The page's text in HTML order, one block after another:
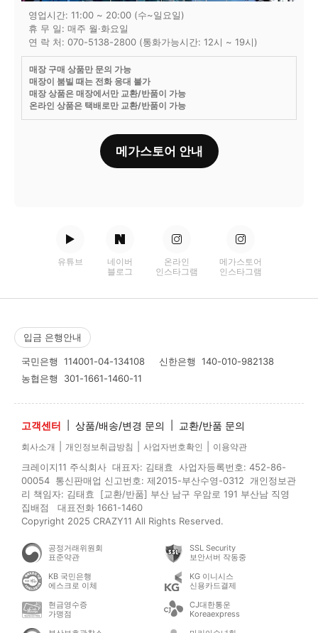
영업시간: 11:00 ~ 20:00 (수~일요일)
휴 무 일: 매주 월·화요일
연 락 처: 070-5138-2800 (통화가능시간: 12시 ~ 19시)
매장 구매 상품만 문의 가능
매장이 붐빌 때는 전화 응대 불가
매장 상품은 매장에서만 교환/반품이 가능
온라인 상품은 택배로만 교환/반품이 가능
메가스토어 안내
유튜브
네이버
블로그
온라인
인스타그램
메가스토어
인스타그램
입금 은행안내
국민은행 114001-04-134108 신한은행 140-010-982138
농협은행 301-1661-1460-11
고객센터 상품/배송/변경 문의 교환/반품 문의
회사소개 개인정보취급방침 사업자번호확인 이용약관
크레이지11 주식회사 대표자: 김태효 사업자등록번호: 452-86-
00054 통신판매업 신고번호: 제2015-부산수영-0312 개인정보관
리 책임자: 김태효 [교환/반품] 부산 남구 우암로 191 부산남 직영
집배점 대표전화 1661-1460
Copyright 2025 CRAZY11 All Rights Reserved.
공정거래위원회
표준약관
SSL Security
보안서버 작동중
KB 국민은행
에스크로 이체
KG 이니시스
신용카드결제
현금영수증
가맹점
CJ대한통운
Koreaexpress